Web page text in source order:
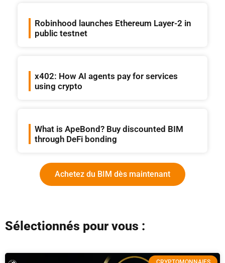
Robinhood launches Ethereum Layer-2 in
public testnet
x402: How AI agents pay for services
using crypto
What is ApeBond? Buy discounted BIM
through DeFi bonding
Achetez du BIM dès maintenant
Sélectionnés pour vous :